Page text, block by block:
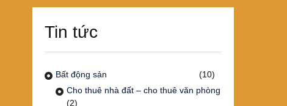
Tin tức
Bất động sản
(10)
Cho thuê nhà đất – cho thuê văn phòng
(2)